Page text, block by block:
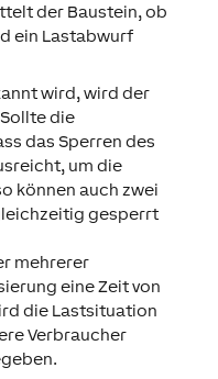
der Baustein, ob
ein Lastabwurf
wird, wird der
die
das Sperren des
um die
können auch zwei
gesperrt
mehrerer
eine Zeit von
die Lastsituation
Verbraucher